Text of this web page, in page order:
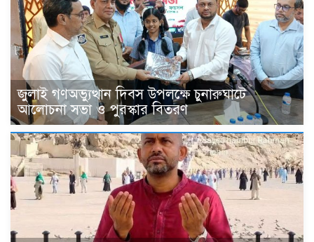
জুলাই গণঅভ্যুত্থান দিবস উপলক্ষে চুনারুঘাটে
আলোচনা সভা ও পুরস্কার বিতরণ